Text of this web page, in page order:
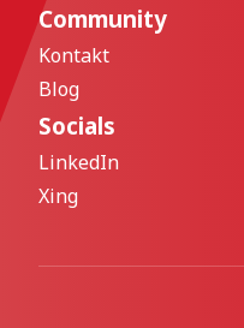
Community
Kontakt
Blog
Socials
LinkedIn
Xing